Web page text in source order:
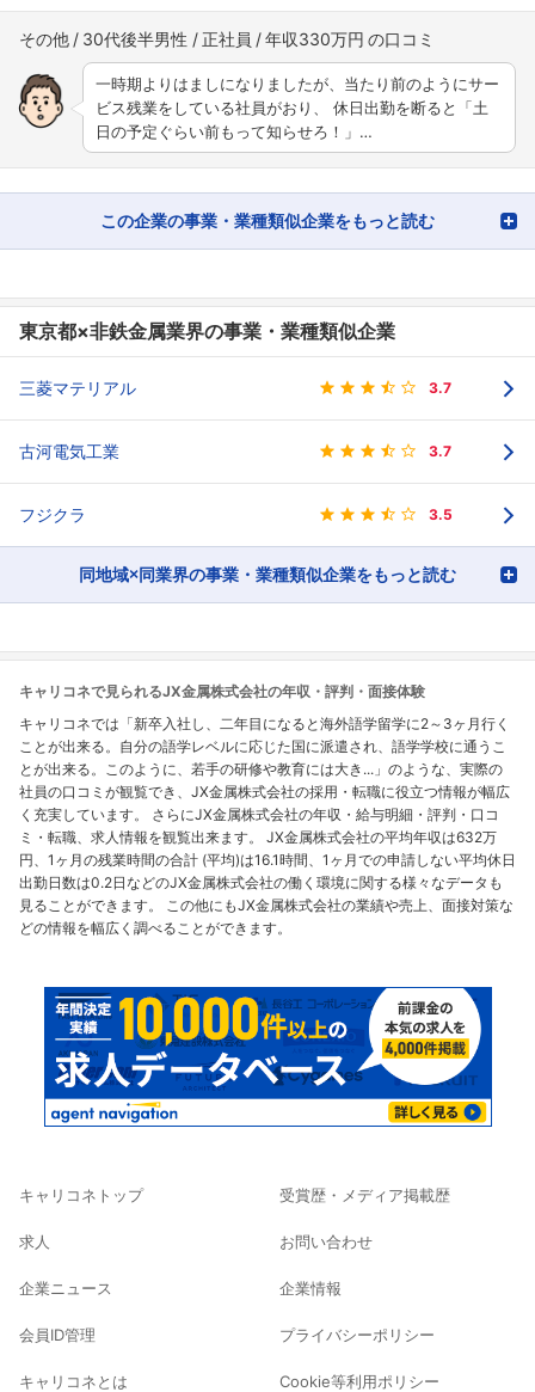
その他 30代後半男性 正社員 年収330万円
一時期よりはましになりましたが、当たり前のようにサー
ビス残業をしている社員がおり、 休日出勤を断ると「土
日の予定ぐらい前もって知らせろ！」…
この企業の事業・業種類似企業をもっと読む
東京都×非鉄金属業界の事業・業種類似企業
三菱マテリアル 3.7
古河電気工業 3.7
フジクラ 3.5
同地域×同業界の事業・業種類似企業をもっと読む
キャリコネで見られるJX金属株式会社の年収・評判・面接体験
キャリコネでは「新卒入社し、二年目になると海外語学留学に2～3ヶ月行く
ことが出来る。自分の語学レベルに応じた国に派遣され、語学学校に通うこ
とが出来る。このように、若手の研修や教育には大き...」のような、実際の
社員の口コミが観覧でき、JX金属株式会社の採用・転職に役立つ情報が幅広
く充実しています。 さらにJX金属株式会社の年収・給与明細・評判・口コ
ミ・転職、求人情報を観覧出来ます。 JX金属株式会社の平均年収は632万
円、1ヶ月の残業時間の合計 (平均)は16.1時間、1ヶ月での申請しない平均休日
出勤日数は0.2日などのJX金属株式会社の働く環境に関する様々なデータも
見ることができます。 この他にもJX金属株式会社の業績や売上、面接対策な
どの情報を幅広く調べることができます。
キャリコネトップ
求人
企業ニュース
会員ID管理
キャリコネとは
受賞歴・メディア掲載歴
お問い合わせ
企業情報
プライバシーポリシー
Cookie等利用ポリシー